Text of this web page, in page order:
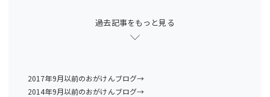
過去記事をもっと見る
2017年9月以前のおがけんブログ→
2014年9月以前のおがけんブログ→